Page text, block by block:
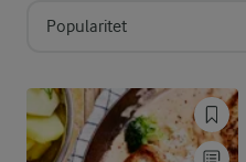
Popularitet